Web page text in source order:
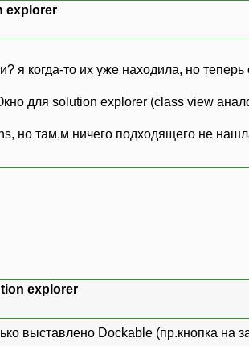
explorer
я когда-то их уже находила, но
для solution explorer (class view
но там,м ничего подходящего не
explorer
выставлено Dockable (пр.кнопка на